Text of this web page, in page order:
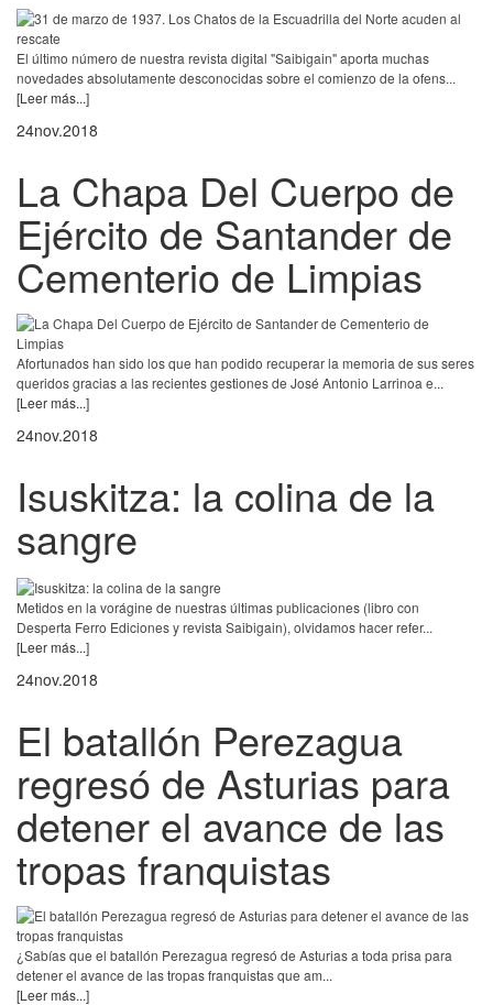
El último número de nuestra revista digital "Saibigain" aporta muchas
novedades absolutamente desconocidas sobre el comienzo de la ofens...
[Leer más...]
24nov.2018
La Chapa Del Cuerpo de
Ejército de Santander de
Cementerio de Limpias
Afortunados han sido los que han podido recuperar la memoria de sus seres
queridos gracias a las recientes gestiones de José Antonio Larrinoa e...
[Leer más...]
24nov.2018
Isuskitza: la colina de la
sangre
Metidos en la vorágine de nuestras últimas publicaciones (libro con
Desperta Ferro Ediciones y revista Saibigain), olvidamos hacer refer...
[Leer más...]
24nov.2018
El batallón Perezagua
regresó de Asturias para
detener el avance de las
tropas franquistas
¿Sabías que el batallón Perezagua regresó de Asturias a toda prisa para
detener el avance de las tropas franquistas que am...
[Leer más...]